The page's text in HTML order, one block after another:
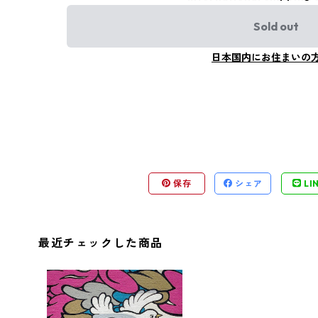
Sold out
日本国内にお住まいの
保存 シェア
最近チェックした商品